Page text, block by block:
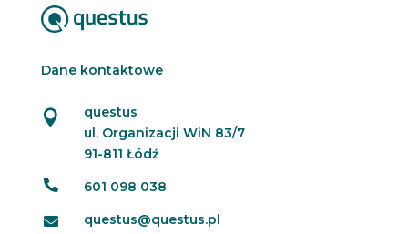
Dane kontaktowe

questus
ul. Organizacji WiN 83/7
91-811 Łódź
 601 098 038
 questus@questus.pl